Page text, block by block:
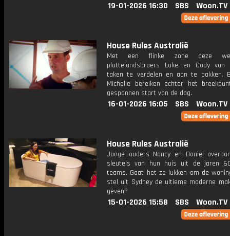
19-01-2026 16:30 SBS Woon.TV
House Rules Australië
Met een flinke zone deze
plattelandsbroers Luke en Cody van
taken te verdelen en aan te pakken.
Michelle bereiken echter het
gespannen start van de dag.
16-01-2026 16:05 SBS Woon.TV
House Rules Australië
Jonge ouders Nancy en Daniel
sleutels van hun huis uit de jaren
teams. Gaat het ze lukken om de
stel uit Sydney de ultieme moderne
geven?
15-01-2026 15:58 SBS Woon.TV